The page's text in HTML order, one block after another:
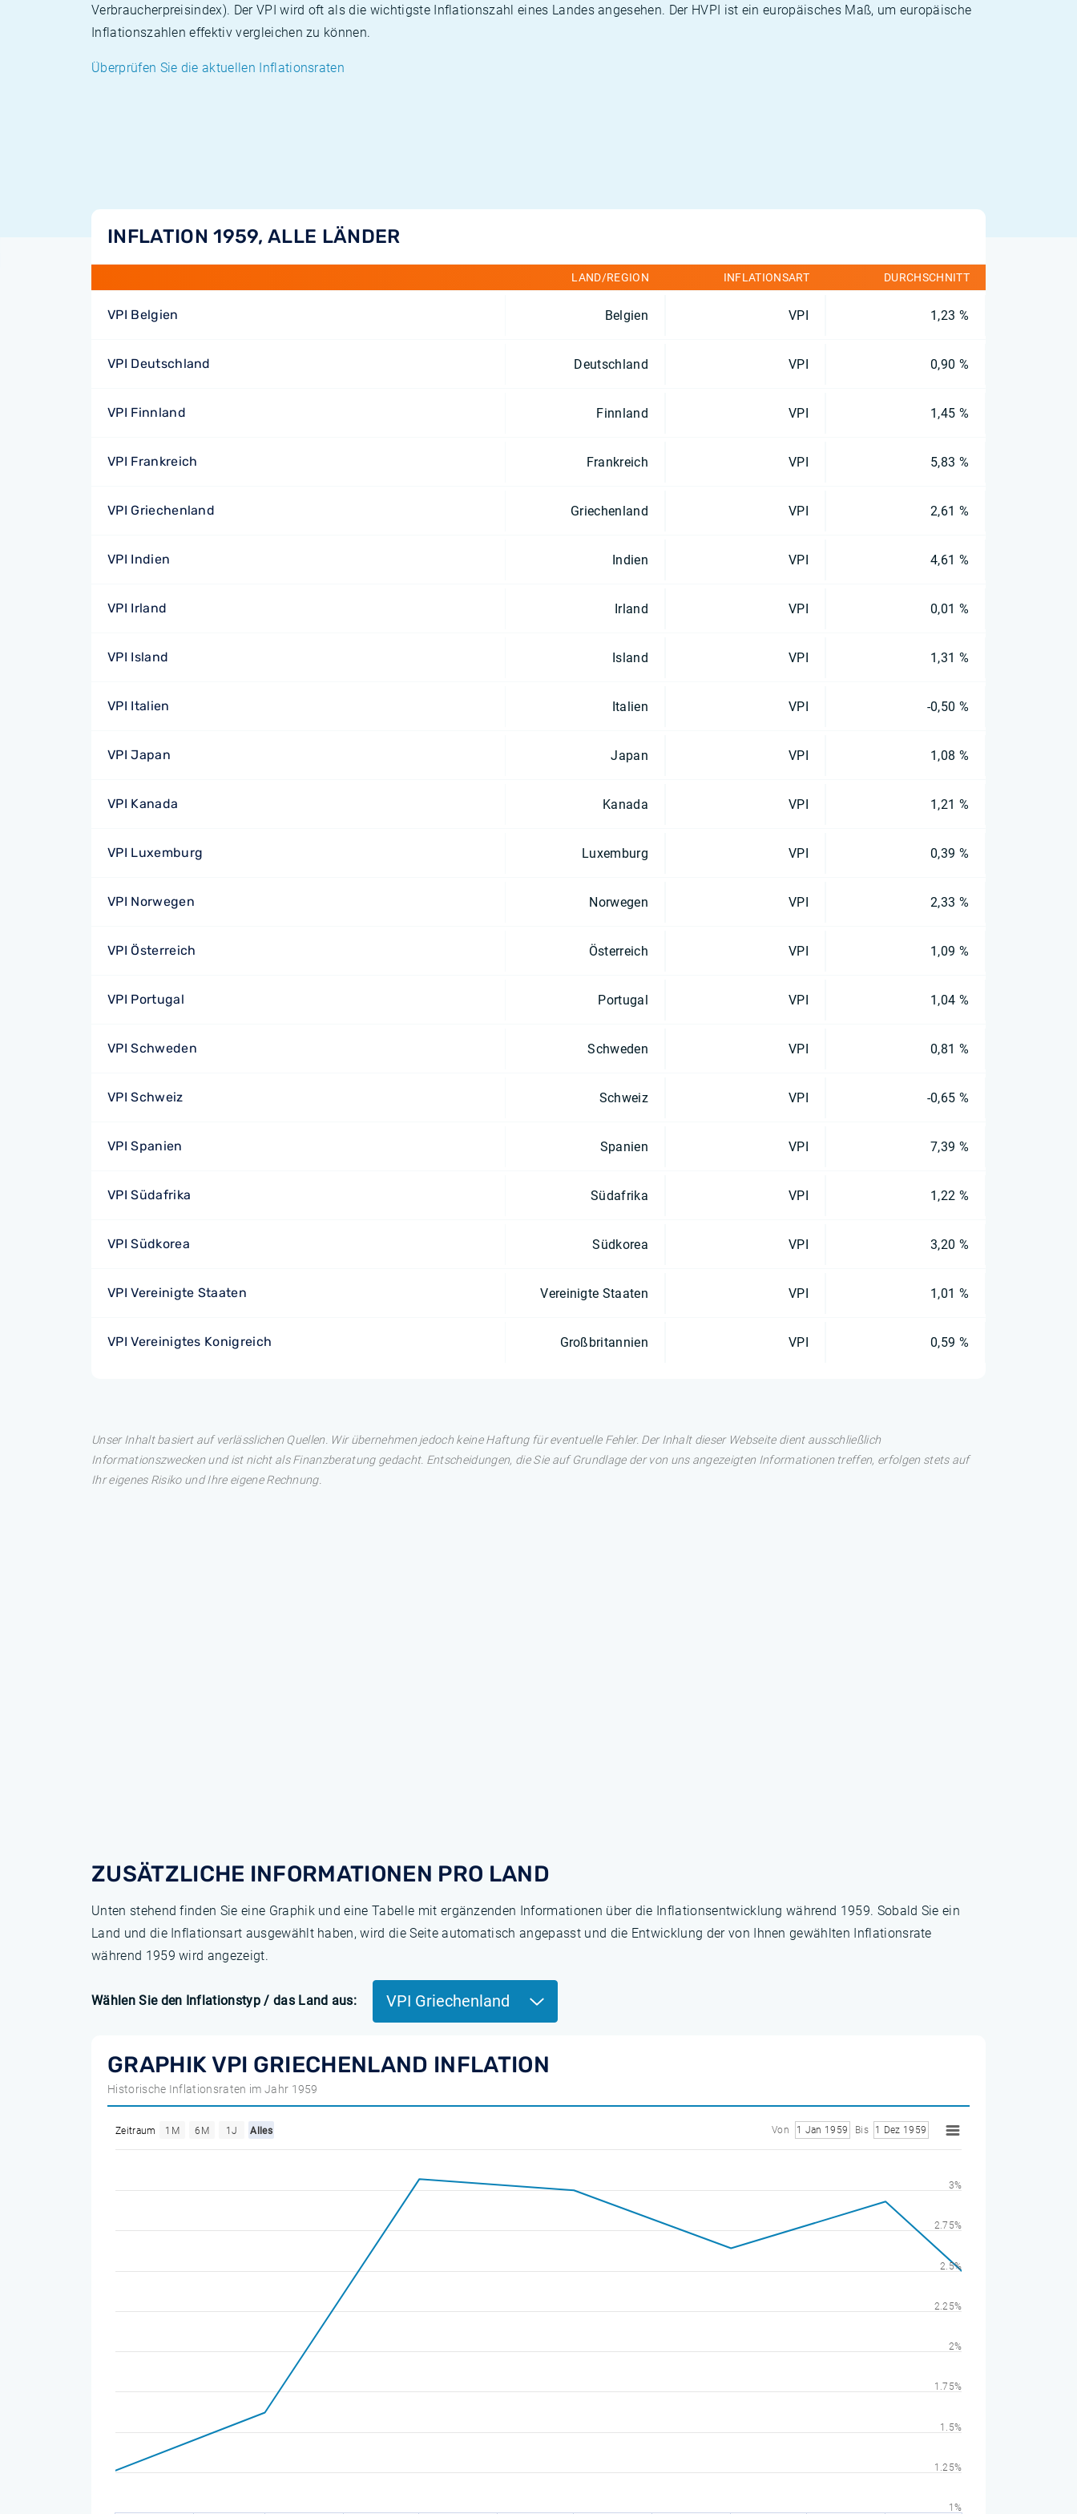
Verbraucherpreisindex). Der VPI wird oft als die wichtigste Inflationszahl eines Landes angesehen. Der HVPI ist ein europäisches Maß, um europäische
Inflationszahlen effektiv vergleichen zu können.
Überprüfen Sie die aktuellen Inflationsraten
INFLATION 1959, ALLE LÄNDER
LAND/REGION INFLATIONSART DURCHSCHNITT
VPI Belgien Belgien VPI 1,23 %
VPI Deutschland Deutschland VPI 0,90 %
VPI Finnland Finnland VPI 1,45 %
VPI Frankreich Frankreich VPI 5,83 %
VPI Griechenland Griechenland VPI 2,61 %
VPI Indien Indien VPI 4,61 %
VPI Irland Irland VPI 0,01 %
VPI Island Island VPI 1,31 %
VPI Italien Italien VPI -0,50 %
VPI Japan Japan VPI 1,08 %
VPI Kanada Kanada VPI 1,21 %
VPI Luxemburg Luxemburg VPI 0,39 %
VPI Norwegen Norwegen VPI 2,33 %
VPI Österreich Österreich VPI 1,09 %
VPI Portugal Portugal VPI 1,04 %
VPI Schweden Schweden VPI 0,81 %
VPI Schweiz Schweiz VPI -0,65 %
VPI Spanien Spanien VPI 7,39 %
VPI Südafrika Südafrika VPI 1,22 %
VPI Südkorea Südkorea VPI 3,20 %
VPI Vereinigte Staaten Vereinigte Staaten VPI 1,01 %
VPI Vereinigtes Konigreich Großbritannien VPI 0,59 %
Unser Inhalt basiert auf verlässlichen Quellen. Wir übernehmen jedoch keine Haftung für eventuelle Fehler. Der Inhalt dieser Webseite dient ausschließlich
Informationszwecken und ist nicht als Finanzberatung gedacht. Entscheidungen, die Sie auf Grundlage der von uns angezeigten Informationen treffen, erfolgen stets auf
Ihr eigenes Risiko und Ihre eigene Rechnung.
ZUSÄTZLICHE INFORMATIONEN PRO LAND
Unten stehend finden Sie eine Graphik und eine Tabelle mit ergänzenden Informationen über die Inflationsentwicklung während 1959. Sobald Sie ein
Land und die Inflationsart ausgewählt haben, wird die Seite automatisch angepasst und die Entwicklung der von Ihnen gewählten Inflationsrate
während 1959 wird angezeigt.
Wählen Sie den Inflationstyp / das Land aus: VPI Griechenland
GRAPHIK VPI GRIECHENLAND INFLATION
Historische Inflationsraten im Jahr 1959
Zeitraum 1M 6M 1J Alles Von 1 Jan 1959 Bis 1 Dez 1959
1%
1.25%
1.5%
1.75%
2%
2.25%
2.5%
2.75%
3%